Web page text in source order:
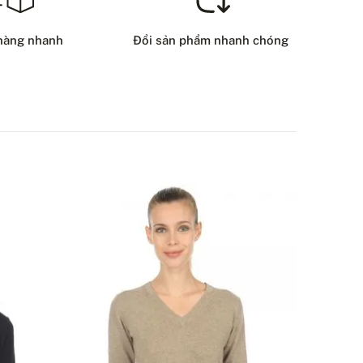
CÓ CÂU HỎI NÀO VỀ SẢN PHẨM NÀY KHÔNG?
LIÊN HỆ VỚI CHÚNG TÔI
nhanh Đổi sản phẩm nhanh chóng